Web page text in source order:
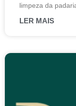
limpeza da
LER MAIS